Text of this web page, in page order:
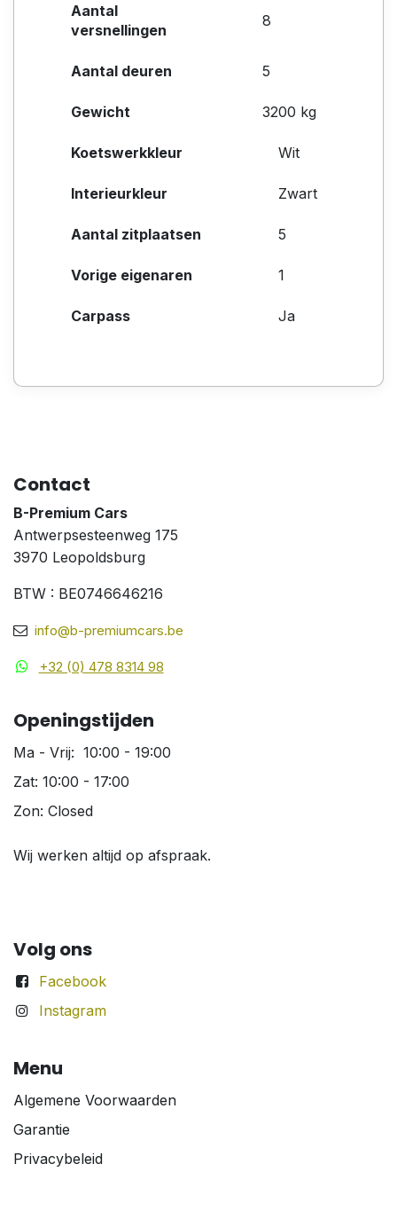
Aantal
versnellingen
8
Aantal deuren 5
Gewicht 3200 kg
Koetswerkkleur Wit
Interieurkleur Zwart
Aantal zitplaatsen 5
Vorige eigenaren 1
Carpass Ja
Contact
B-Premium Cars
Antwerpsesteenweg 175
3970 Leopoldsburg
BTW : BE0746646216
info@b-premiumcars.be
+32 (0) 478 8314 98
Openingstijden
Ma - Vrij: 10:00 - 19:00
Zat: 10:00 - 17:00
Zon: Closed
Wij werken altijd op afspraak.
Volg ons
Facebook
Instagram
Menu
Algemene Voorwaarden
Garantie
Privacybeleid